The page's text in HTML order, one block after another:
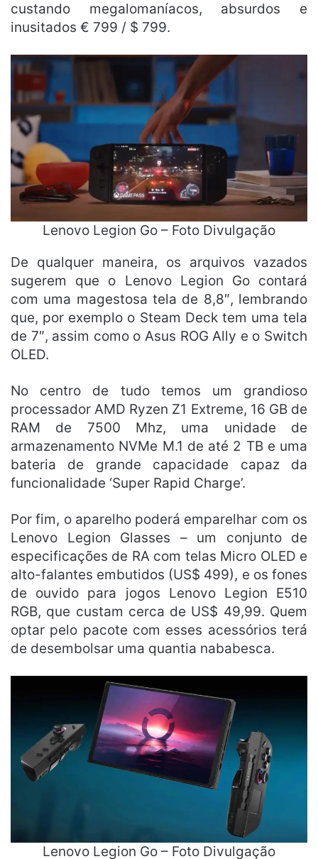
custando megalomaníacos, absurdos e
inusitados € 799 / $ 799.
Lenovo Legion Go – Foto Divulgação
De qualquer maneira, os arquivos vazados
sugerem que o Lenovo Legion Go contará
com uma magestosa tela de 8,8″, lembrando
que, por exemplo o Steam Deck tem uma tela
de 7″, assim como o Asus ROG Ally e o Switch
OLED.
No centro de tudo temos um grandioso
processador AMD Ryzen Z1 Extreme, 16 GB de
RAM de 7500 Mhz, uma unidade de
armazenamento NVMe M.1 de até 2 TB e uma
bateria de grande capacidade capaz da
funcionalidade ‘Super Rapid Charge’.
Por fim, o aparelho poderá emparelhar com os
Lenovo Legion Glasses – um conjunto de
especificações de RA com telas Micro OLED e
alto-falantes embutidos (US$ 499), e os fones
de ouvido para jogos Lenovo Legion E510
RGB, que custam cerca de US$ 49,99. Quem
optar pelo pacote com esses acessórios terá
de desembolsar uma quantia nababesca.
Lenovo Legion Go – Foto Divulgação